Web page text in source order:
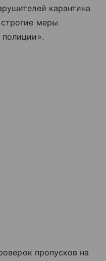
карантина
меры
полиции».
пропусков на